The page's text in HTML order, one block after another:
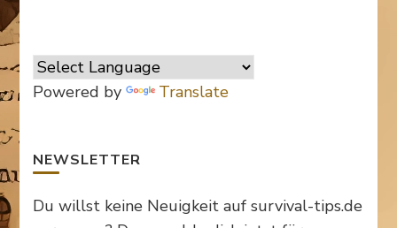
anzeigenanzeigen
anzeigen
Pinterest
anzeigen
Powered by Translate
NEWSLETTER
Du willst keine Neuigkeit auf survival-tips.de